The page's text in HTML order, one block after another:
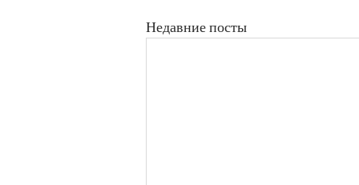
Недавние посты